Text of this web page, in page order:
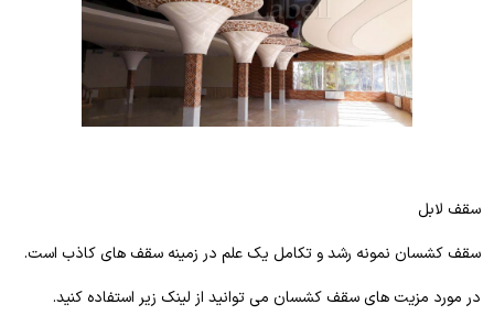
سقف لابل
سقف کشسان نمونه رشد و تکامل یک علم در زمینه سقف های کاذب است.
در مورد مزیت های سقف کشسان می توانید از لینک زیر استفاده کنید.